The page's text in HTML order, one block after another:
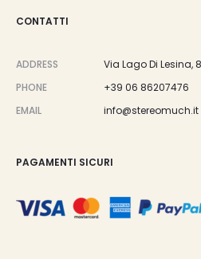
CONTATTI
ADDRESS
Via Lago Di Lesina,
PHONE
+39 06 86207476
EMAIL
info@stereomuch.it
PAGAMENTI SICURI